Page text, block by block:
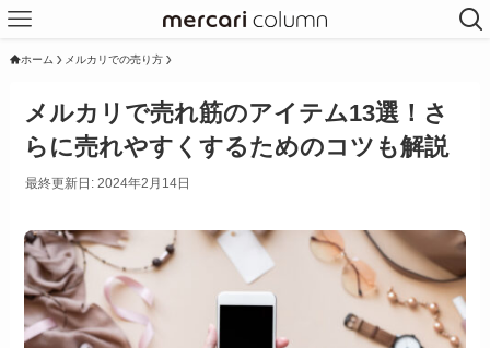
ホーム メルカリでの売り方
メルカリで売れ筋のアイテム13選！さ
らに売れやすくするためのコツも解説
最終更新日: 2024年2月14日